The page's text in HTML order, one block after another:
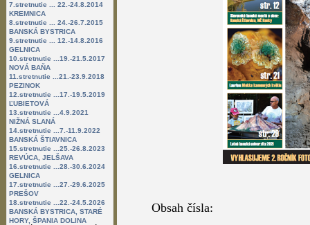
7.stretnutie ... 22.-24.8.2014
KREMNICA
8.stretnutie ... 24.-26.7.2015
BANSKÁ BYSTRICA
9.stretnutie ... 12.-14.8.2016
GELNICA
10.stretnutie ...19.-21.5.2017
NOVÁ BAŇA
11.stretnutie ...21.-23.9.2018
PEZINOK
12.stretnutie ...17.-19.5.2019
ĽUBIETOVÁ
13.stretnutie ...4.9.2021
NIŽNÁ SLANÁ
14.stretnutie ...7.-11.9.2022
BANSKÁ ŠTIAVNICA
15.stretnutie ...25.-26.8.2023
REVÚCA, JELŠAVA
16.stretnutie ...28.-30.6.2024
GELNICA
17.stretnutie ...27.-29.6.2025
PREŠOV
18.stretnutie ...22.-24.5.2026
BANSKÁ BYSTRICA, STARÉ
HORY, ŠPANIA DOLINA
Obsah čísla: